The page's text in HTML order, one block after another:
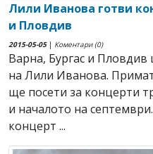
Лили Иванова готви
и Пловдив
2015-05-05| Коментари (0)
Варна, Бургас и Пловдив
на Лили Иванова.
ще посети за концерти
и началото на
концерт ...